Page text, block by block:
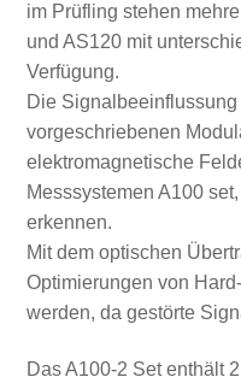
im Prüfling stehen
und AS120 mit
Verfügung.
Die
vorgeschriebenen
elektromagnetische
Messsystemen A100
erkennen.
Mit dem optischen
Optimierungen von
werden, da gestörte
Das A100-2 Set enthält